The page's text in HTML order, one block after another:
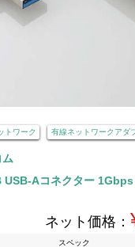
トワーク 有線ネットワークアダ
USB-Aコネクター
ネット価格：
スペック